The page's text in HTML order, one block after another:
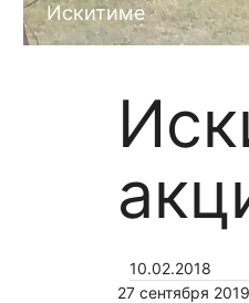
Искитиме
10.02.2018
27 сентября